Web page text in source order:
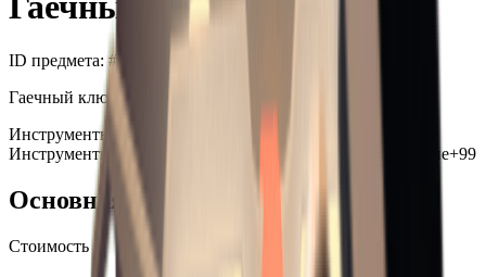
ID предмета: #31
Гаечный ключ.
Инструменты Холодное оружие
1
Инструменты
Холодное оружие Привязанное оборудование+99
Основная информация
Стоимость